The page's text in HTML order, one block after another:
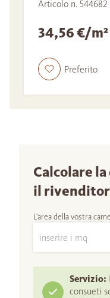
Articolo n. 544682
34,56 €/m²
Preferito
Calcolare
il
L'area della vostra
Servizio:
consueti